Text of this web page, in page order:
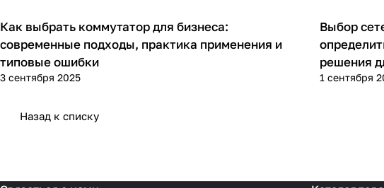
Советы покупателям
Как выбрать коммутатор для бизнеса:
современные подходы, практика применения и
типовые ошибки
3 сентября 2025
Советы
Выбор
решения
1 сентября
Назад к списку